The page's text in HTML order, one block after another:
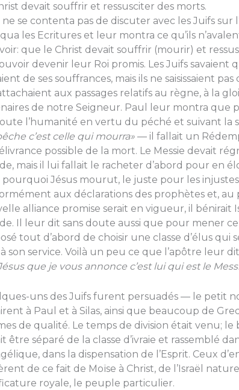
devait souffrir et ressusciter des morts.
ne se contenta pas de discuter avec les Juifs sur
les Ecritures et leur montra ce qu’ils
que le Christ devait souffrir (mourir) et
devenir leur Roi promis. Les Juifs savaient
de ses souffrances, mais ils ne saisissaient
aux passages relatifs au règne, à la
de notre Sei­gneur. Paul leur montra que
l’humanité en vertu du péché et suivant la
c’est celle qui mourra» — il fallait un
possible de la mort. Le Messie devait
mais il lui fallait le racheter d’abord pour en
pourquoi Jésus mourut, le juste pour les
aux déclarations des prophètes et, au
alliance promise serait en vigueur, il bénirait
Il leur dit sans doute aussi que pour mener
tout d’abord de choisir une classe d’élus qui
son service. Voilà un peu ce que l’apôtre leur
que je vous annonce c’est lui qui est le
uns des Juifs furent persuadés — le petit
à Paul et à Silas, ainsi que beaucoup de
de qualité. Le temps de division était venu; le
être séparé de la classe d’ivraie et rassemblé
dans la dispensation de l’Esprit. Ceux
de ce fait de Moïse à Christ, de l’Israël
royale, le peuple particulier.